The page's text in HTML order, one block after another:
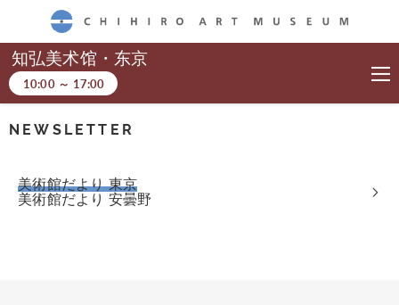
CHIHIRO ART MUSEUM
知弘美术馆・东京
10:00～ 17:00
NEWSLETTER
美術館だより 東京
美術館だより 安曇野